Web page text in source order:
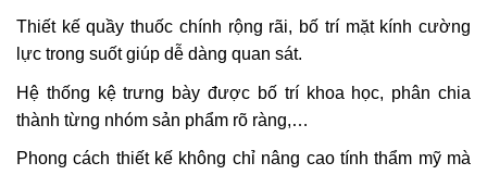
Thiết kế quầy thuốc chính rộng rãi, bố trí mặt kính cường
lực trong suốt giúp dễ dàng quan sát.
Hệ thống kệ trưng bày được bố trí khoa học, phân chia
thành từng nhóm sản phẩm rõ ràng,…
Phong cách thiết kế không chỉ nâng cao tính thẩm mỹ mà